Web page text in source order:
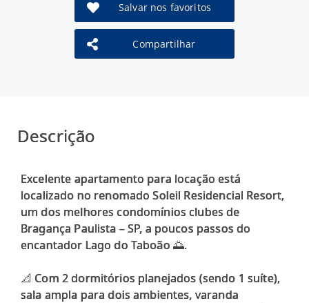
Salvar nos favoritos
Compartilhar
Descrição
Excelente apartamento para locação está
localizado no renomado Soleil Residencial Resort,
um dos melhores condomínios clubes de
Bragança Paulista – SP, a poucos passos do
encantador Lago do Taboão 🌅.
📐 Com 2 dormitórios planejados (sendo 1 suíte),
sala ampla para dois ambientes, varanda